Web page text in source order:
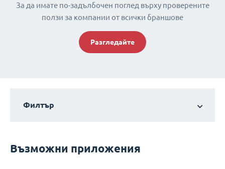
За да имате по-задълбочен поглед върху проверените
ползи за компании от всички браншове
Разгледайте
Филтър
Възможни приложения